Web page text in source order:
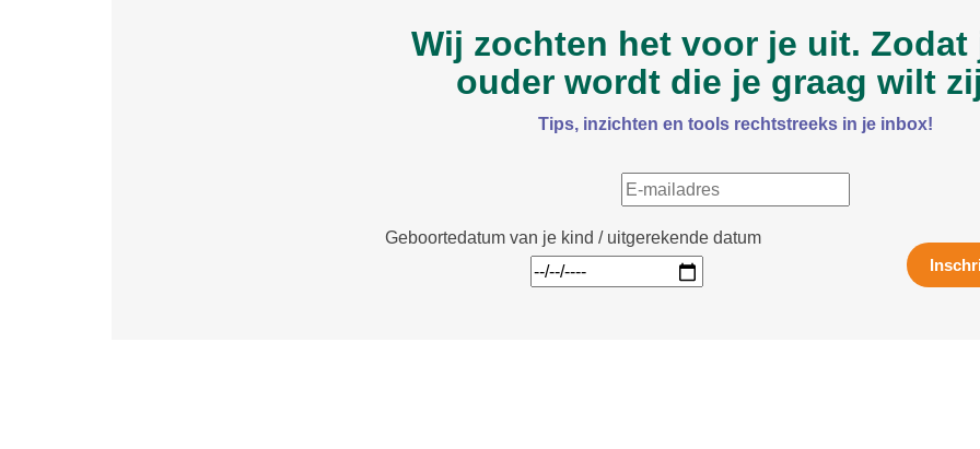
Wij zochten het voor je uit. Zodat
ouder wordt die je graag wilt
Tips, inzichten en tools rechtstreeks in je inbox!
Geboortedatum van je kind / uitgerekende datum